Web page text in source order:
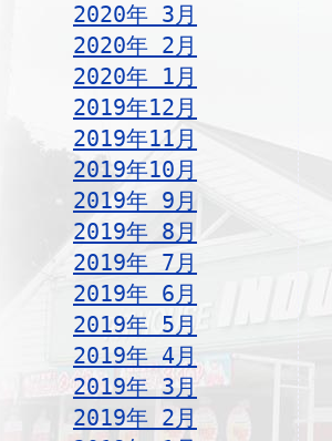
2020年 3月
2020年 2月
2020年 1月
2019年12月
2019年11月
2019年10月
2019年 9月
2019年 8月
2019年 7月
2019年 6月
2019年 5月
2019年 4月
2019年 3月
2019年 2月